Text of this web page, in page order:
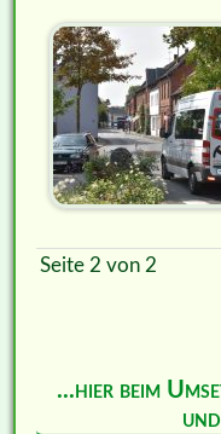
Seite 2 von 2
...hier beim